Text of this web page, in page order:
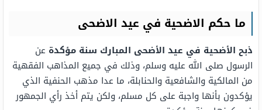
ما حكم الاضحية في عيد الاضحى
ذبح الأضحية في عيد الأضحى المبارك سنة مؤكدة عن
الرسول صلى الله عليه وسلم، وذلك في جميع المذاهب الفقهية
من المالكية والشافعية والحنابلة، ما عدا مذهب الحنفية الذي
يؤكدون بأنها واجبة على كل مسلم، ولكن يتم أخذ رأي الجمهور